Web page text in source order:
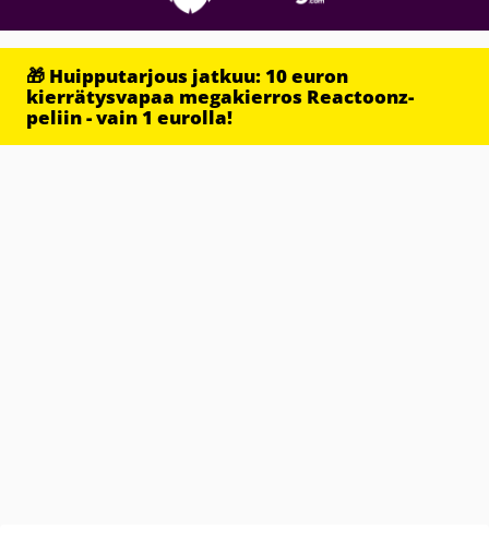
🎁 Huipputarjous jatkuu: 10 euron
kierrätysvapaa megakierros Reactoonz-
peliin - vain 1 eurolla!